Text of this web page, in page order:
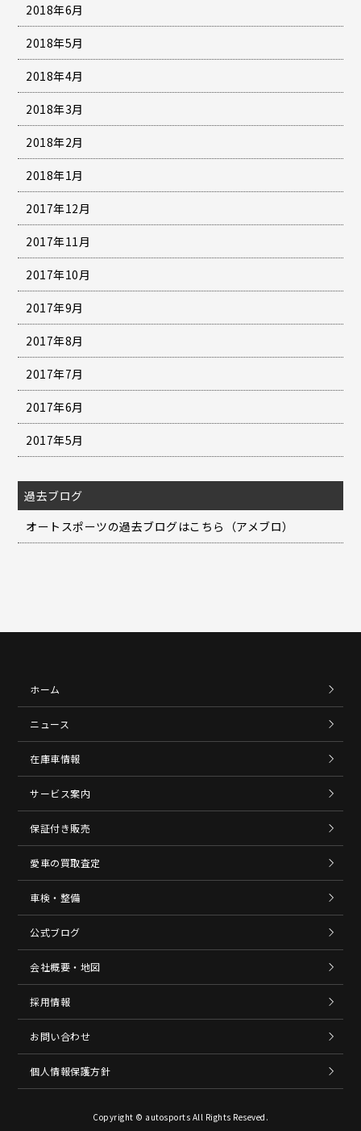
2018年6月
2018年5月
2018年4月
2018年3月
2018年2月
2018年1月
2017年12月
2017年11月
2017年10月
2017年9月
2017年8月
2017年7月
2017年6月
2017年5月
過去ブログ
オートスポーツの過去ブログはこちら（アメブロ）
ホーム
ニュース
在庫車情報
サービス案内
保証付き販売
愛車の買取査定
車検・整備
公式ブログ
会社概要・地図
採用情報
お問い合わせ
個人情報保護方針
Copyright © autosports All Rights Reseved.